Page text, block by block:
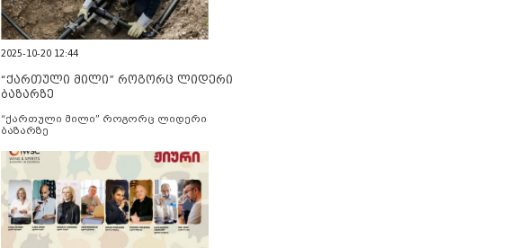
2025-10-20 12:44
“ქართული მილი” როგორც ლიდერი
ბაზარზე
“ქართული მილი” როგორც ლიდერი
ბაზარზე